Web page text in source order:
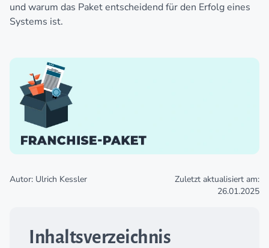
und warum das Paket entscheidend für den Erfolg eines
Systems ist.
Autor: Ulrich Kessler
Zuletzt aktualisiert am:
26.01.2025
Inhaltsverzeichnis